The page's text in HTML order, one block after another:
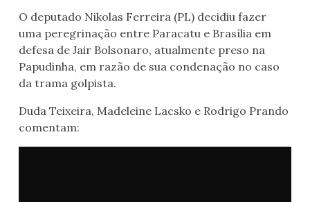
O deputado Nikolas Ferreira (PL) decidiu fazer
uma peregrinação entre Paracatu e Brasília em
defesa de Jair Bolsonaro, atualmente preso na
Papudinha, em razão de sua condenação no caso
da trama golpista.
Duda Teixeira, Madeleine Lacsko e Rodrigo Prando
comentam: